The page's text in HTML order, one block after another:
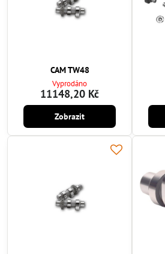
CAM TW48
Vyprodáno
11148,20 Kč
Zobrazit